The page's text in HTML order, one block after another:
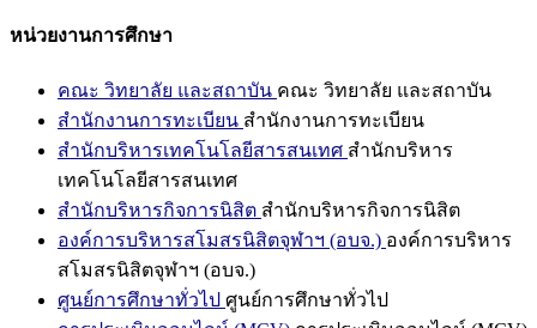
หน่วยงานการศึกษา
คณะ วิทยาลัย และสถาบัน คณะ วิทยาลัย และสถาบัน
สำนักงานการทะเบียน สำนักงานการทะเบียน
สำนักบริหารเทคโนโลยีสารสนเทศ สำนักบริหาร
เทคโนโลยีสารสนเทศ
สำนักบริหารกิจการนิสิต สำนักบริหารกิจการนิสิต
องค์การบริหารสโมสรนิสิตจุฬาฯ (อบจ.) องค์การบริหาร
สโมสรนิสิตจุฬาฯ (อบจ.)
ศูนย์การศึกษาทั่วไป ศูนย์การศึกษาทั่วไป